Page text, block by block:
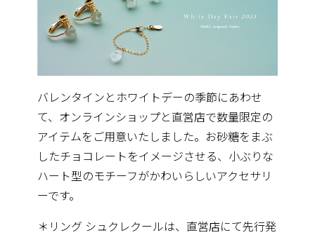
バレンタインとホワイトデーの季節にあわせ
て、オンラインショップと直営店で数量限定の
アイテムをご用意いたしました。お砂糖をまぶ
したチョコレートをイメージさせる、小ぶりな
ハート型のモチーフがかわいらしいアクセサリ
ーです。
＊リング シュクレクールは、直営店にて先行発